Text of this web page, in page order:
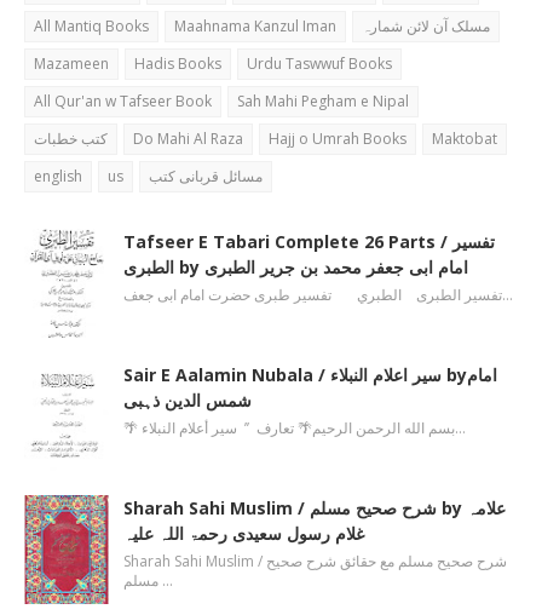
All Mantiq Books
Maahnama Kanzul Iman
مسلک آن لائن شمارہ
Mazameen
Hadis Books
Urdu Taswwuf Books
All Qur'an w Tafseer Book
Sah Mahi Pegham e Nipal
کتب خطبات
Do Mahi Al Raza Hajj o Umrah Books
Maktobat
english
us مسائل قربانی کتب
Tafseer E Tabari Complete 26 Parts / تفسیر
الطبری by امام ابی جعفر محمد بن جریر الطبری
تفسیر الطبری الطبري تفسیر طبری حضرت امام ابی جعف…
Sair E Aalamin Nubala / سیر اعلام النبلاء byامام
شمس الدین ذہبی
🌴 بسم الله الرحمن الرحیم🌴 تعارف ’’ سیر أعلام النبلاء…
Sharah Sahi Muslim / شرح صحیح مسلم by علامہ
غلام رسول سعیدی رحمۃ اللہ علیہ
Sharah Sahi Muslim / شرح صحیح مسلم مع حقائق شرح صحیح
مسلم …